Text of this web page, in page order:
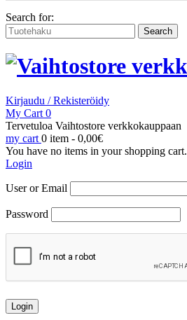
Search for:
Kirjaudu / Rekisteröidy
My Cart 0
Tervetuloa Vaihtostore verkkokauppaan
my cart 0 item - 0,00€
You have no items in your shopping cart.
Login
User or Email
Password